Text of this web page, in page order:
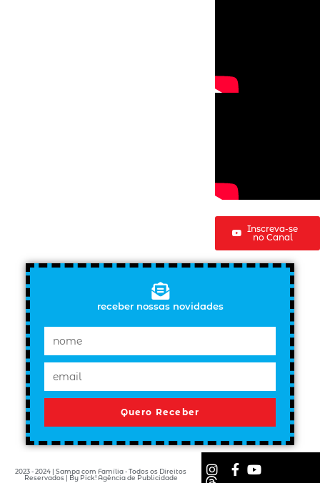
Inscreva-se
no Canal
receber nossas novidades
Quero Receber
2023 - 2024 | Sampa com Família - Todos os Direitos
Reservados | By Pick! Agência de Publicidade